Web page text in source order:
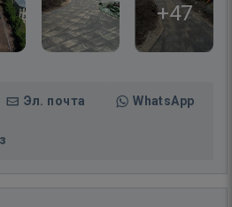
+47
Эл. почта WhatsApp